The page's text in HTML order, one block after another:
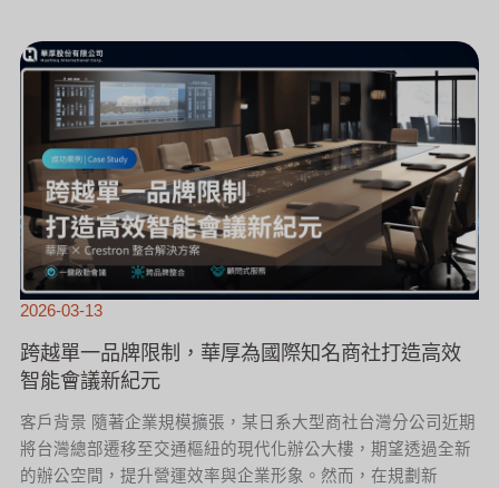
2026-03-13
跨越單一品牌限制，華厚為國際知名商社打造高效
智能會議新紀元
客戶背景 隨著企業規模擴張，某日系大型商社台灣分公司近期
將台灣總部遷移至交通樞紐的現代化辦公大樓，期望透過全新
的辦公空間，提升營運效率與企業形象。然而，在規劃新
越
單
一
品
制，
國
際
知
商
社
打
造
高
效
智
能
會
議
新
紀
元